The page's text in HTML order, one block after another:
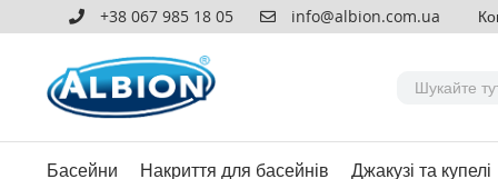
+38 067 985 18 05 info@albion.com.ua
Басейни Накриття для басейнів Джакузі та купелі